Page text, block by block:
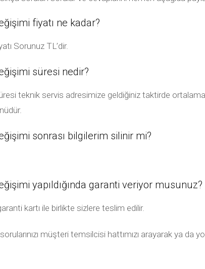
fiyatı ne kadar?
Sorunuz TL’dir.
süresi nedir?
teknik servis adresimize geldiğiniz taktirde
sonrası bilgilerim silinir mi?
yapıldığında garanti veriyor musunuz?
kartı ile birlikte sizlere teslim edilir.
müşteri temsilcisi hattımızı arayarak ya da